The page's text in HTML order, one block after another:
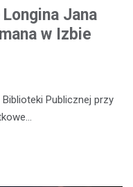
Jana
w Izbie
Biblioteki Publicznej przy